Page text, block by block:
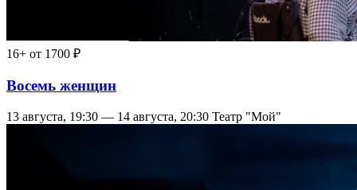
16+ от 1700 ₽
Восемь женщин
13 августа, 19:30 — 14 августа, 20:30 Театр "Мой"